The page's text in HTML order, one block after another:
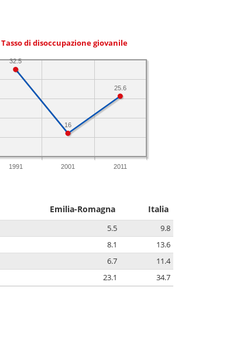
Tasso di disoccupazione giovanile
1991 2001 2011
25.6
16
32.5
Emilia-Romagna Italia
5.5
9.8
8.1
13.6
6.7
11.4
23.1 34.7